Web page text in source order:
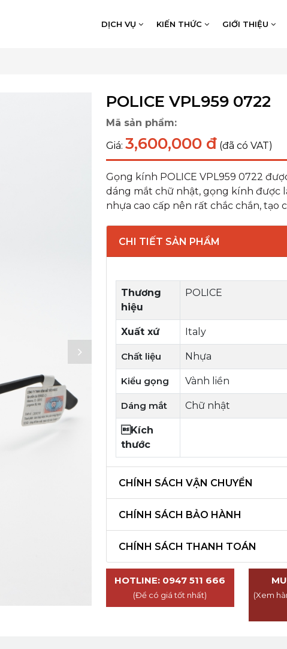
DỊCH VỤ KIẾN THỨC GIỚI THIỆU
POLICE VPL959 0722
Mã sản phẩm:
Giá: 3,600,000 đ (đã có VAT)
Gọng kính POLICE VPL959 0722
dáng mắt chữ nhật, gọng kính được
nhựa cao cấp nên rất chắc chắn, tạo
CHI TIẾT SẢN PHẨM
Thương
hiệu
POLICE
Xuất xứ Italy
Chất liệu Nhựa
Kiểu gọng Vành liền
Dáng mắt Chữ nhật
Kích
thước
CHÍNH SÁCH VẬN CHUYỂN
CHÍNH SÁCH BẢO HÀNH
CHÍNH SÁCH THANH TOÁN
HOTLINE: 0947 511 666
(Để có giá tốt nhất)
(Xem